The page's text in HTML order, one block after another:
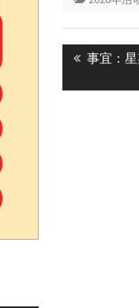
Post
Previous
事宜：